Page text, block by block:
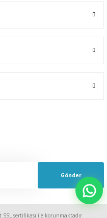
Gönder
sertifikası ile korunmaktadır.